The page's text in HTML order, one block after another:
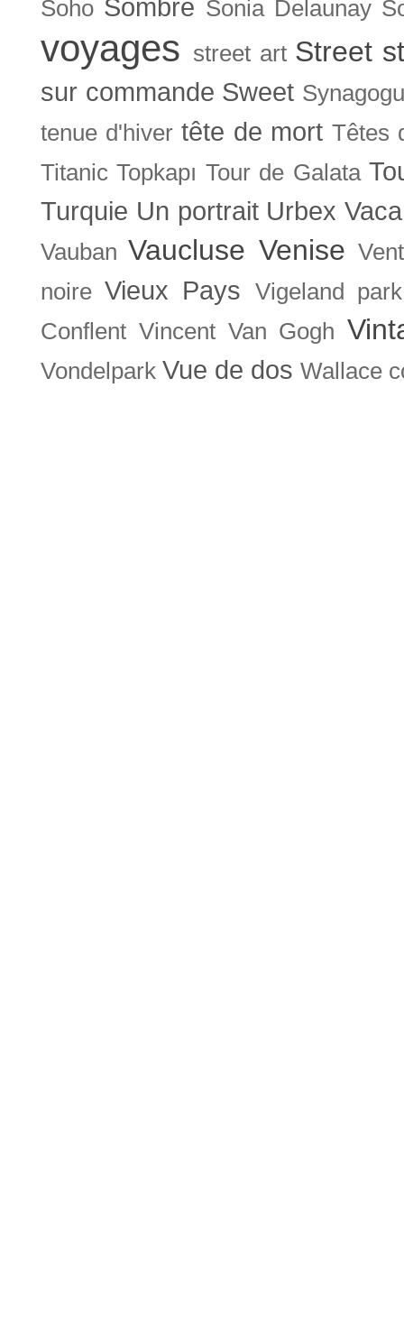
Soho Sombre Sonia Delaunay
voyages street art Street
sur commande Sweet
tenue d'hiver tête de mort Têtes
Titanic Topkapı Tour de Galata
Turquie Un portrait Urbex
Vauban Vaucluse Venise
noire Vieux Pays
Vigeland park
Conflent Vincent Van Gogh
Vondelpark Vue de dos Wallace